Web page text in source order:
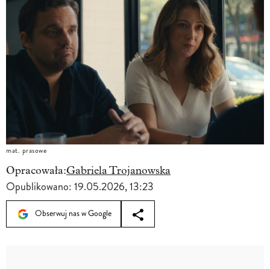
mat. prasowe
Opracowała:Gabriela Trojanowska
Opublikowano:19.05.2026, 13:23
Obserwuj nas w Google